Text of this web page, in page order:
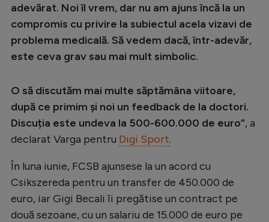
adevărat. Noi îl vrem, dar nu am ajuns încă la un
compromis cu privire la subiectul acela vizavi de
problema medicală. Să vedem dacă, într-adevăr,
este ceva grav sau mai mult simbolic.
O să discutăm mai multe săptămâna viitoare,
după ce primim și noi un feedback de la doctori.
Discuția este undeva la 500-600.000 de euro”, a
declarat Varga pentru Digi Sport.
În luna iunie, FCSB ajunsese la un acord cu
Csikszereda pentru un transfer de 450.000 de
euro, iar Gigi Becali îi pregătise un contract pe
două sezoane, cu un salariu de 15.000 de euro pe